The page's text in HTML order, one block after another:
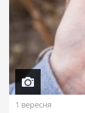
1 вересня